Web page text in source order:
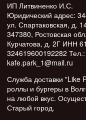
ИП Литвиненко И.С.
Юридический адрес:
ул. Спартаковская, д.
347380, Ростовская
Курчатова, д. 2Г ИНН
324619600192282
kafe.park_1@mail.ru
Служба доставки "Like
роллы и бургеры в
на любой вкус.
Старый город.